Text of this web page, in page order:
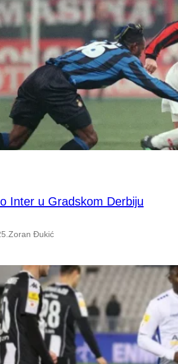
Inter u Gradskom Derbiju
.Zoran Đukić